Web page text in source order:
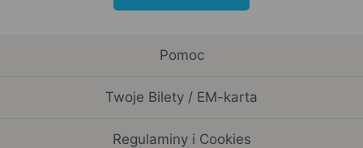
Pomoc
Twoje Bilety / EM-karta
Regulaminy i Cookies